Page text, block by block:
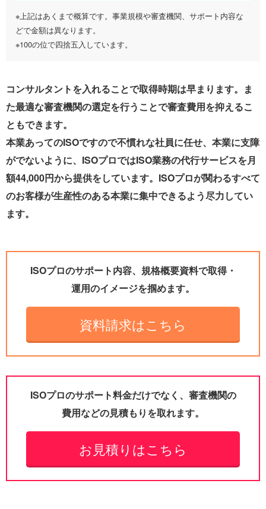
※上記はあくまで概算です。事業規模や審査機関、サポート内容な
どで金額は異なります。
※100の位で四捨五入しています。
コンサルタントを入れることで取得時期は早まります。ま
た最適な審査機関の選定を行うことで審査費用を抑えるこ
ともできます。
本業あってのISOですので不慣れな社員に任せ、本業に支障
がでないように、ISOプロではISO業務の代行サービスを月
額44,000円から提供をしています。ISOプロが関わるすべて
のお客様が生産性のある本業に集中できるよう尽力してい
ます。
ISOプロのサポート内容、規格概要資料で取得・
運用のイメージを掴めます。
資料請求はこちら
ISOプロのサポート料金だけでなく、審査機関の
費用などの見積もりを取れます。
お見積りはこちら